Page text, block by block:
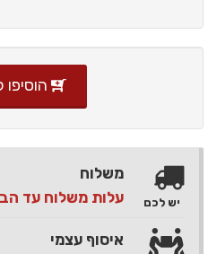
משלוח
עלות משלוח עד הבית - 30.00
איסוף עצמי
יש לכם